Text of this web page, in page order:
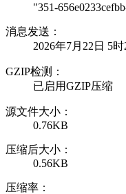
"351-
消息发送：
2026年7月22日 5
GZIP检测：
已启用GZIP压缩
源文件大小：
0.76KB
压缩后大小：
0.56KB
压缩率：